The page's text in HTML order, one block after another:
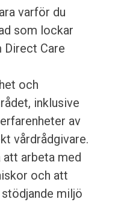
varför du
som lockar
Direct Care
och
inklusive
av
vårdrådgivare.
att arbeta med
och att
miljö